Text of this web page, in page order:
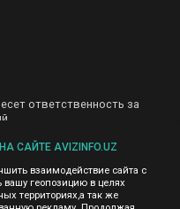
ответственность за
зарегистрированных
на которые ссылается
сайта представлена
Чтобы узнать
САЙТЕ AVIZINFO.UZ
взаимодействие сайта с
геопозицию в целях
территориях,а так же